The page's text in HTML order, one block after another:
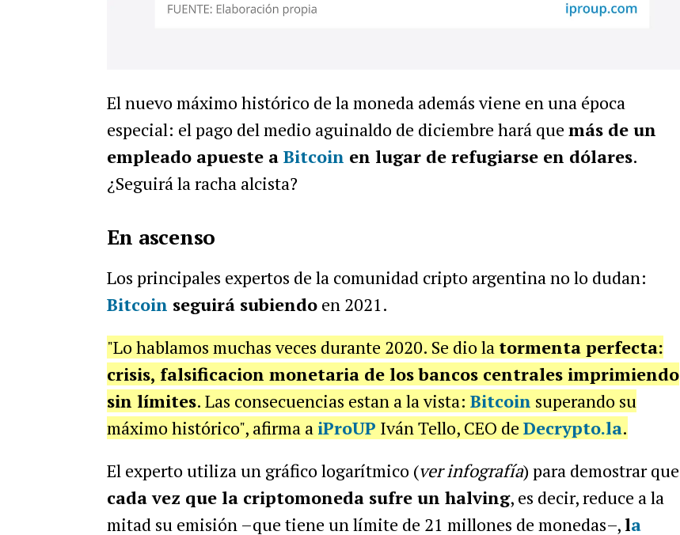
El nuevo máximo histórico de la moneda además viene en una época
especial: el pago del medio aguinaldo de diciembre hará que más de un
empleado apueste a Bitcoin en lugar de refugiarse en dólares.
¿Seguirá la racha alcista?
En ascenso
Los principales expertos de la comunidad cripto argentina no lo dudan:
Bitcoin seguirá subiendoen 2021.
"Lo hablamos muchas veces durante 2020. Se dio la tormenta perfecta:
crisis, falsificacion monetaria de los bancos centrales imprimiendo
sin límites. Las consecuencias estan a la vista: Bitcoin superando su
máximo histórico", afirma a iProUP Iván Tello, CEO de Decrypto.la.
El experto utiliza un gráfico logarítmico (ver infografía) para demostrar que
cada vez que la criptomoneda sufre un halving, es decir, reduce a la
mitad su emisión –que tiene un límite de 21 millones de monedas–,la